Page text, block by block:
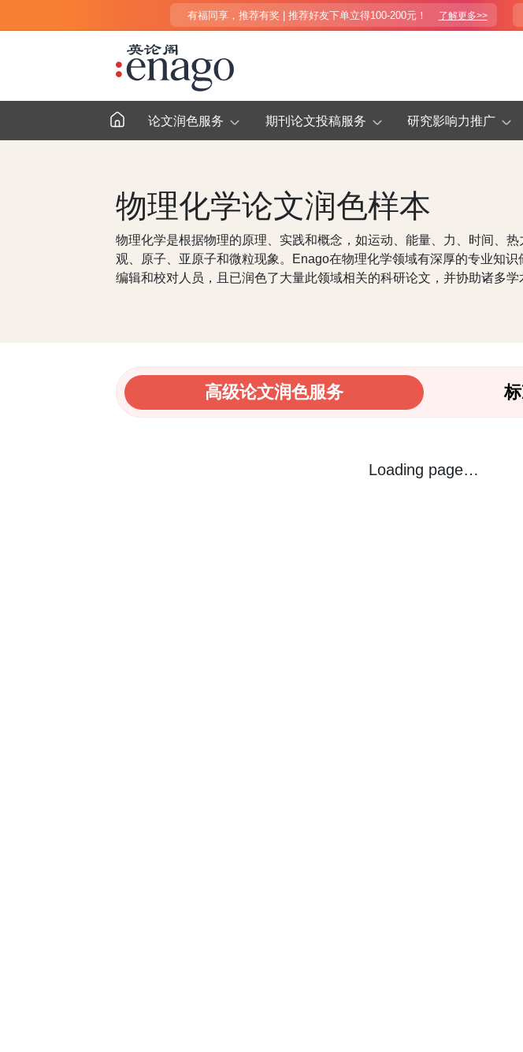
有福同享，推荐有奖 | 推荐好友下单立得100-200元！ 了解更多>>
论文润色服务 期刊论文投稿服务 研究影响力推广
物理化学论文润色样本
物理化学是根据物理的原理、实践和概念，如运动、能量、力、时间、
观、原子、亚原子和微粒现象。Enago在物理化学领域有深厚的专业知
编辑和校对人员，且已润色了大量此领域相关的科研论文，并协助诸多
高级论文润色服务
Loading page…